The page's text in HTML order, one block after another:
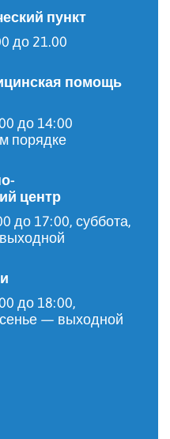
пункт
до 21.00
помощь
до 14:00
порядке
центр
до 17:00, суббота,
до 18:00,
— выходной